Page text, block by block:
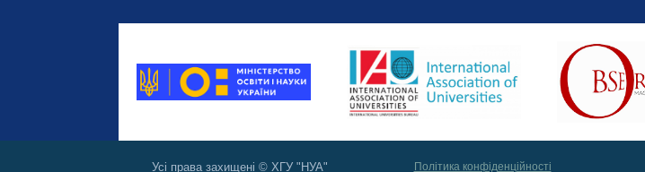
Усі права захищені © ХГУ "НУА" Політика конфіденційності